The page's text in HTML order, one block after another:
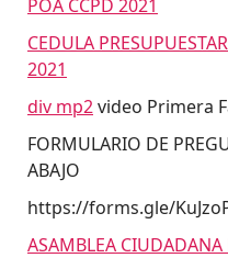
POA CCPD 2021
CEDULA
2021
div mp2video Primera
FORMULARIO DE
ABAJO
https://forms.gle/
ASAMBLEA